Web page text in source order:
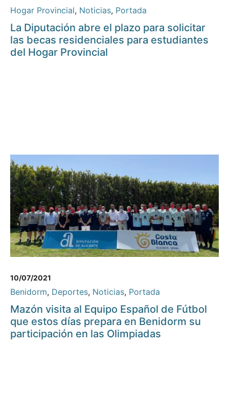
Hogar Provincial, Noticias, Portada
La Diputación abre el plazo para solicitar
las becas residenciales para estudiantes
del Hogar Provincial
10/07/2021
Benidorm, Deportes, Noticias, Portada
Mazón visita al Equipo Español de Fútbol
que estos días prepara en Benidorm su
participación en las Olimpiadas